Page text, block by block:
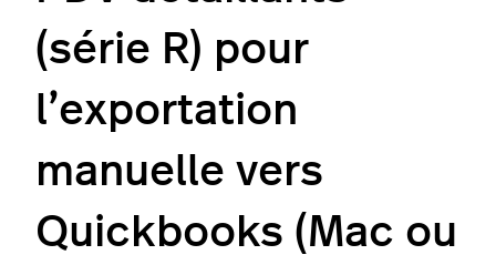
(série R) pour
l’exportation
manuelle vers
Quickbooks (Mac ou